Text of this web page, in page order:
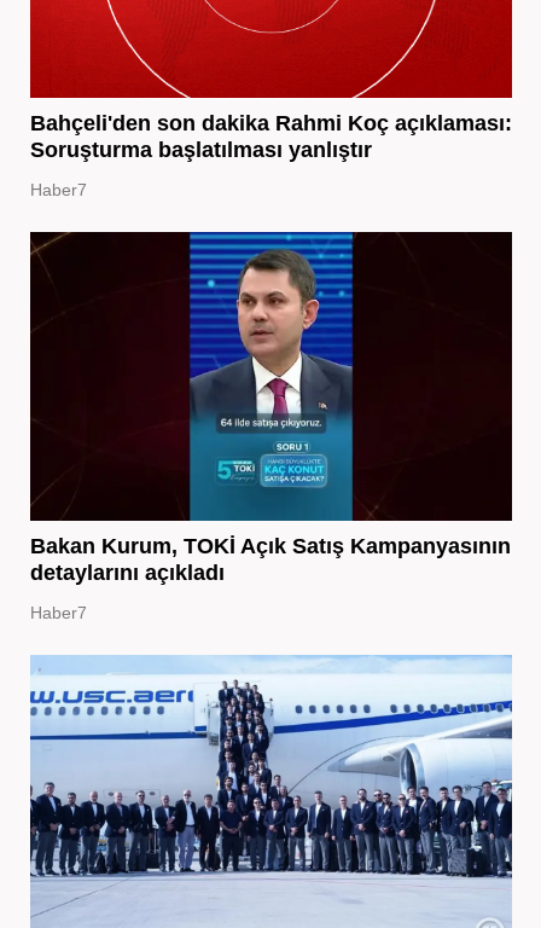
Bahçeli'den son dakika Rahmi Koç açıklaması:
Soruşturma başlatılması yanlıştır
Haber7
Bakan Kurum, TOKİ Açık Satış Kampanyasının
detaylarını açıkladı
Haber7